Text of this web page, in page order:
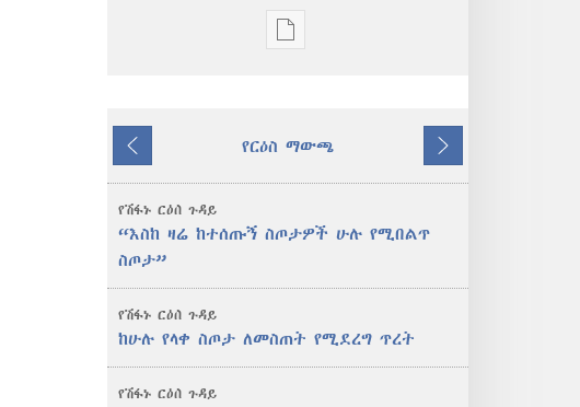
የሕትመት
አማራጮች
ከሁሉ
ነው?
ተመለስ
የርዕስ ማውጫ
ቀጥል
የሽፋኑ ርዕሰ ጉዳይ
“እስከ ዛሬ ከተሰጡኝ ስጦታዎች ሁሉ የሚበልጥ
ስጦታ”
የሽፋኑ ርዕሰ ጉዳይ
ከሁሉ የላቀ ስጦታ ለመስጠት የሚደረግ ጥረት
የሽፋኑ ርዕሰ ጉዳይ